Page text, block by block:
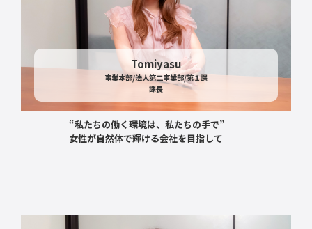
Tomiyasu
事業本部/法人第二事業部/第１課
課長
“私たちの働く環境は、私たちの手で”──
女性が自然体で輝ける会社を目指して